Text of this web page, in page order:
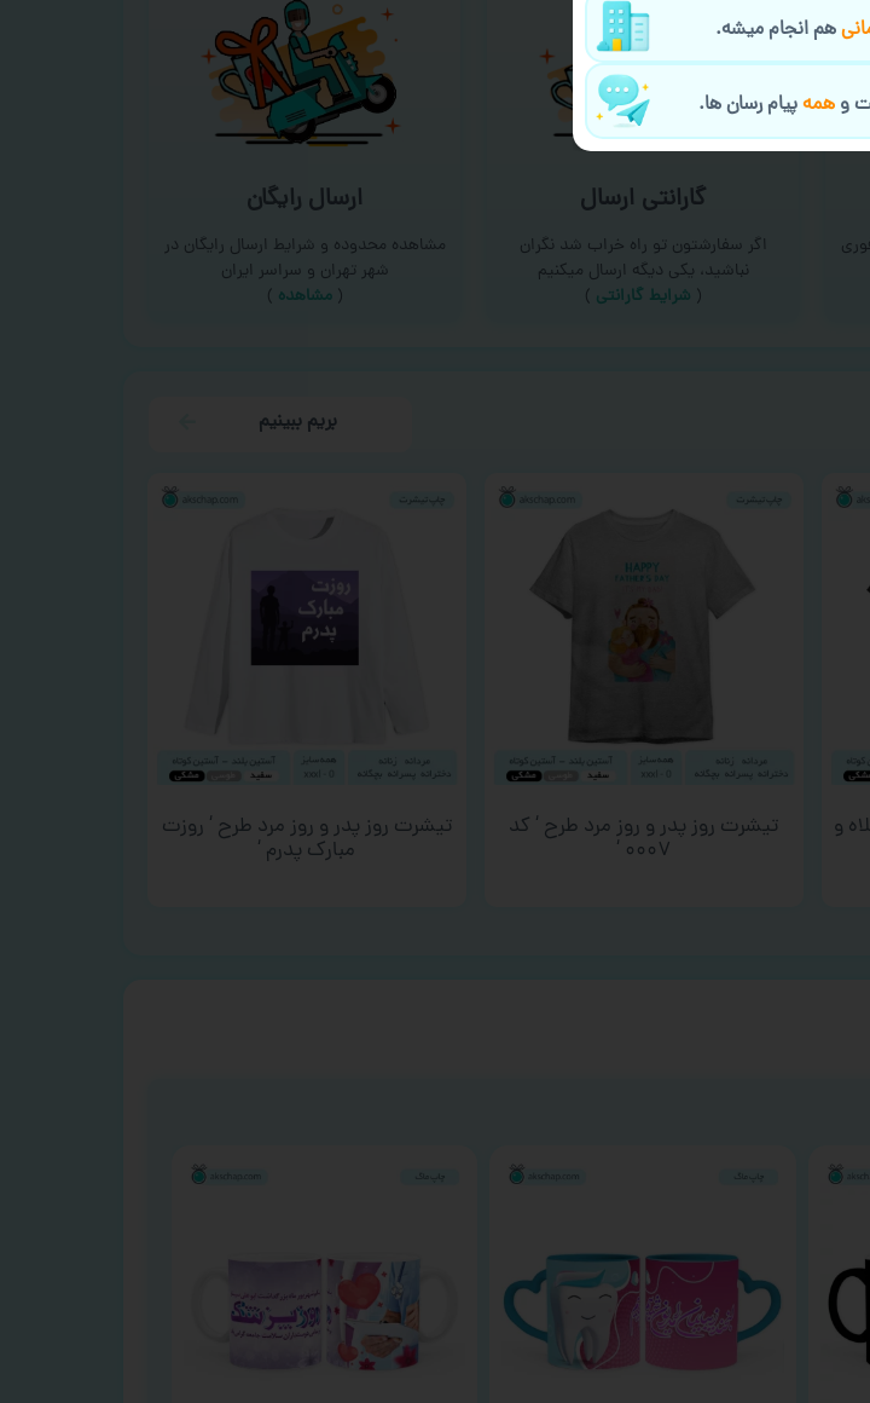
گارانتی ارسال
اگر سفارشتون تو راه خراب شد نگران
نباشید، یکی دیگه ارسال میکنیم
( شرایط گارانتی )
ارسال رایگان
مشاهده محدوده و شرایط ارسال رایگان در
شهر تهران و سراسر ایران
(مشاهده )
بریم ببینیم
و تیشرت روز پدر و روز مرد طرح ‘ کد
۰۰۰۷ ‘
تیشرت روز پدر و روز مرد طرح ‘ روزت
مبارک پدرم ‘
هم انجام میشه.
وهمهپیام رسان ها.